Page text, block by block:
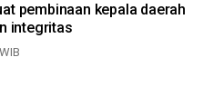
pembinaan kepala daerah
integritas